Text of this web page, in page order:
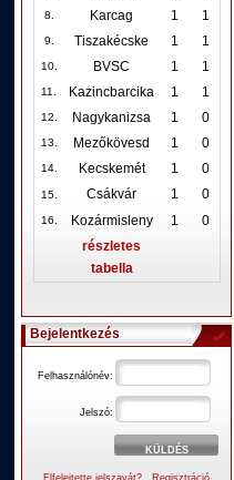
8. Karcag 1 1
9. Tiszakécske 1 1
10. BVSC 1 1
11. Kazincbarcika 1 1
12. Nagykanizsa 1 0
13. Mezőkövesd 1 0
14. Kecskemét 1 0
15. Csákvár 1 0
16. Kozármisleny 1
0
részletes
tabella
Bejelentkezés
Felhasználónév:
Jelszó:
Elfelejtette jelszavát? Regisztráció